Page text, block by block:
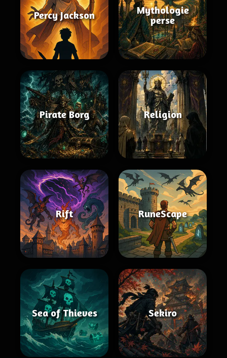
Percy Jackson
Mythologie
perse
Pirate Borg Religion
Rift RuneScape
Sea of Thieves Sekiro